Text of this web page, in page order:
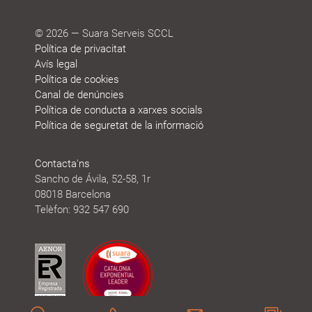
© 2026 — Suara Serveis SCCL
Política de privacitat
Avís legal
Política de cookies
Canal de denúncies
Política de conducta a xarxes socials
Política de seguretat de la informació
Contacta'ns
Sancho de Ávila, 52-58, 1r
08018 Barcelona
Telèfon: 932 547 690